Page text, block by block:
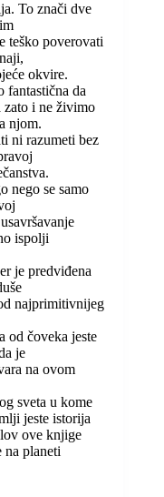
To znači dve
teško poverovati
okvire.
fantastična da
zato i ne živimo
njom.
ni razumeti bez
nego se samo
ispolji
je predviđena
najprimitivnijeg
od čoveka jeste
je
na ovom
sveta u kome
jeste istorija
ove knjige
na planeti